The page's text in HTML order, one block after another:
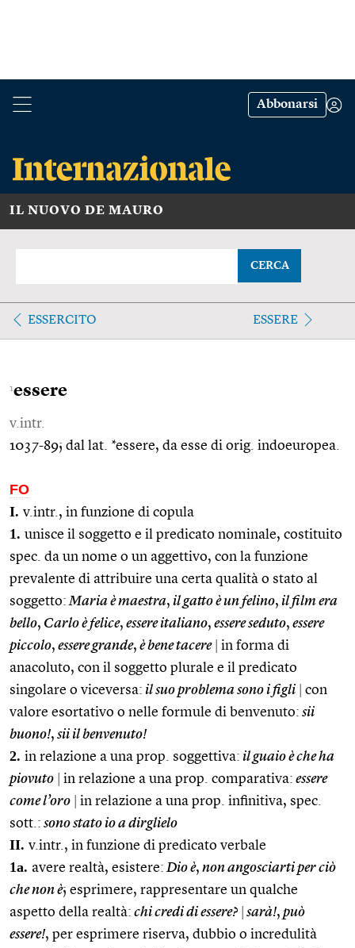
Abbonarsi
IL NUOVO DE MAURO
CERCA
ESSERCITO ESSERE
1essere
v.intr.
1037-89; dal lat. *essere, da esse di orig. indoeuropea.
FO
I. v.intr., in funzione di copula
1. unisce il soggetto e il predicato nominale, costituito
spec. da un nome o un aggettivo, con la funzione
prevalente di attribuire una certa qualità o stato al
soggetto: Maria è maestra, il gatto è un felino, il film era
bello, Carlo è felice, essere italiano, essere seduto, essere
piccolo, essere grande, è bene tacere
in forma di
anacoluto, con il soggetto plurale e il predicato
singolare o viceversa: il suo problema sono i figli
con
valore esortativo o nelle formule di benvenuto: sii
buono!, sii il benvenuto!
2. in relazione a una prop. soggettiva: il guaio è che ha
piovuto
in relazione a una prop. comparativa: essere
come l’oro
in relazione a una prop. infinitiva, spec.
sott.: sono stato io a dirglielo
II. v.intr., in funzione di predicato verbale
1a. avere realtà, esistere: Dio è, non angosciarti per ciò
che non è; esprimere, rappresentare un qualche
aspetto della realtà: chi credi di essere? sarà!, può
essere!, per esprimere riserva, dubbio o incredulità